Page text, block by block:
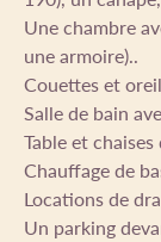
Une chambre
une armoire)..
Couettes et
Salle de bain
Table et
Chauffage de
Locations de
Un parking